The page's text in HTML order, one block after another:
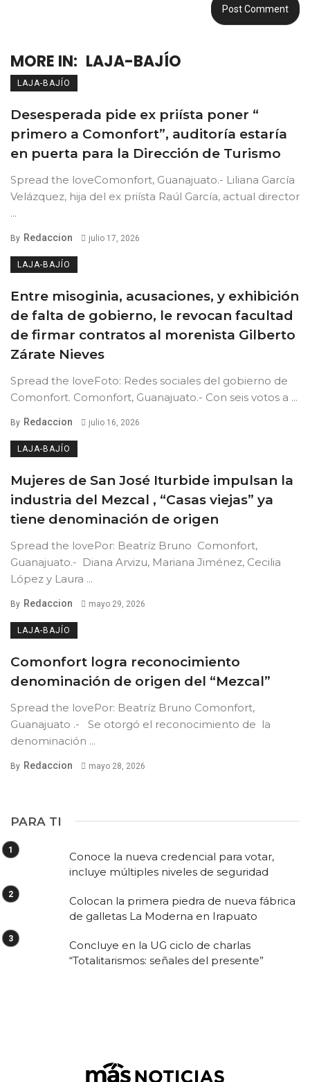
MORE IN: LAJA-BAJÍO
LAJA-BAJÍO
Desesperada pide ex priísta poner “
primero a Comonfort”, auditoría estaría
en puerta para la Dirección de Turismo
Spread the loveComonfort, Guanajuato.- Liliana García
Velázquez, hija del ex priísta Raúl García, actual director
...
By Redaccion julio 17, 2026
LAJA-BAJÍO
Entre misoginia, acusaciones, y exhibición
de falta de gobierno, le revocan facultad
de firmar contratos al morenista Gilberto
Zárate Nieves
Spread the loveFoto: Redes sociales del gobierno de
Comonfort. Comonfort, Guanajuato.- Con seis votos a ...
By Redaccion julio 16, 2026
LAJA-BAJÍO
Mujeres de San José Iturbide impulsan la
industria del Mezcal , “Casas viejas” ya
tiene denominación de origen
Spread the lovePor: Beatríz Bruno Comonfort,
Guanajuato.- Diana Arvizu, Mariana Jiménez, Cecilia
López y Laura ...
By Redaccion mayo 29, 2026
LAJA-BAJÍO
Comonfort logra reconocimiento
denominación de origen del “Mezcal”
Spread the lovePor: Beatríz Bruno Comonfort,
Guanajuato .- Se otorgó el reconocimiento de la
denominación ...
By Redaccion mayo 28, 2026
PARA TI
Conoce la nueva credencial para votar,
incluye múltiples niveles de seguridad
Colocan la primera piedra de nueva fábrica
de galletas La Moderna en Irapuato
Concluye en la UG ciclo de charlas
“Totalitarismos: señales del presente”